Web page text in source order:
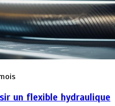
un flexible hydraulique